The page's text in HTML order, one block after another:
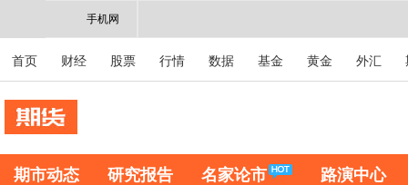
手机网
首页 财经 股票 行情 数据 基金 黄金 外汇
期市动态 研究报告 名家论市 路演中心